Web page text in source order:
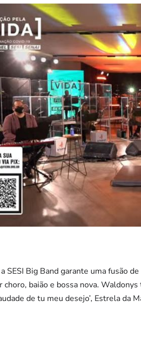
SESI Big Band garante uma fusão
choro, baião e bossa nova.
de tu meu desejo’, Estrela da